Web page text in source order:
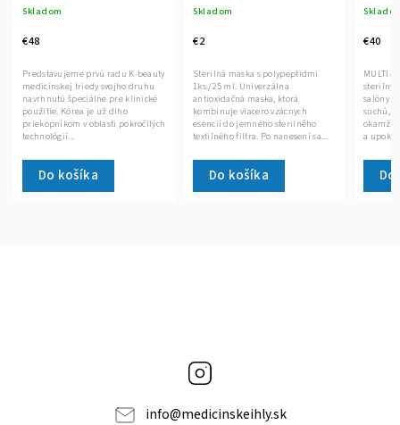
beauty
druhu
Do košíka
Sterilná maska s polypeptidmi
1ks./25 ml. Univerzálna
antioxidačná maska, ktorá
kombinuje viacero vzácnych
esencií do jemného sterilného
textilného filtra. Po nanesení sa...
Do košíka
MULTI-PACK post procedurálnych
sterilných masiek pre kozmetické
salóny 30 ks. Vhodné aj pre veľmi
suchú, citlivú pokožku, na
okamžitú hydratáciu, regeneráciu
a upokojenie...
info@medicinskeihly.sk